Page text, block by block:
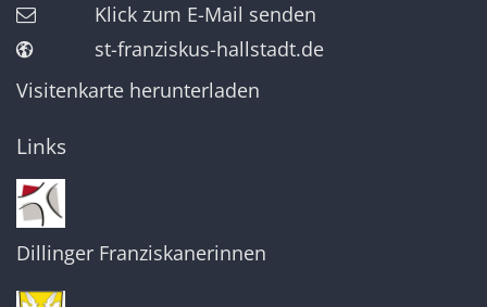
Klick zum E-Mail senden
st-franziskus-hallstadt.de
Visitenkarte herunterladen
Links
Dillinger Franziskanerinnen